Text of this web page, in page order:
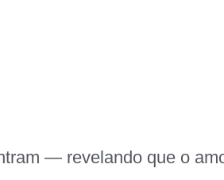
— revelando que o